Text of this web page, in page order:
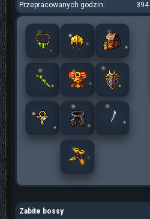
Przepracowanych godzin: 394
Zabite bossy